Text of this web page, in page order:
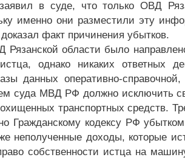
в суде, что только ОВД
именно они разместили эту
факт причинения убытков.
области было
однако никаких ответных
данных оперативно-справочной,
суда МВД РФ должно исключить
транспортных средств.
Гражданскому кодексу РФ убытком
неполученные доходы, которые
собственности истца на